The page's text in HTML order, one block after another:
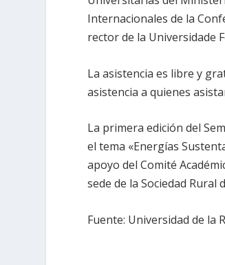
Internacionales de la
rector de la Universidade
La asistencia es libre y
asistencia a quienes
La primera edición del
el tema «Energías
apoyo del Comité
sede de la Sociedad Rural
Fuente: Universidad de la